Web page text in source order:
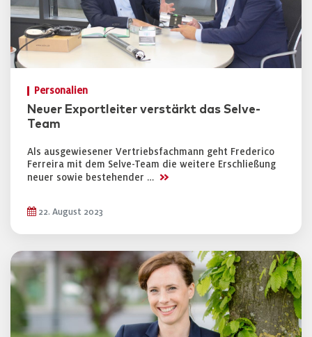
Personalien
Neuer Exportleiter verstärkt das Selve-
Team
Als ausgewiesener Vertriebsfachmann geht Frederico
Ferreira mit dem Selve-Team die weitere Erschließung
neuer sowie bestehender … >>
22. August 2023